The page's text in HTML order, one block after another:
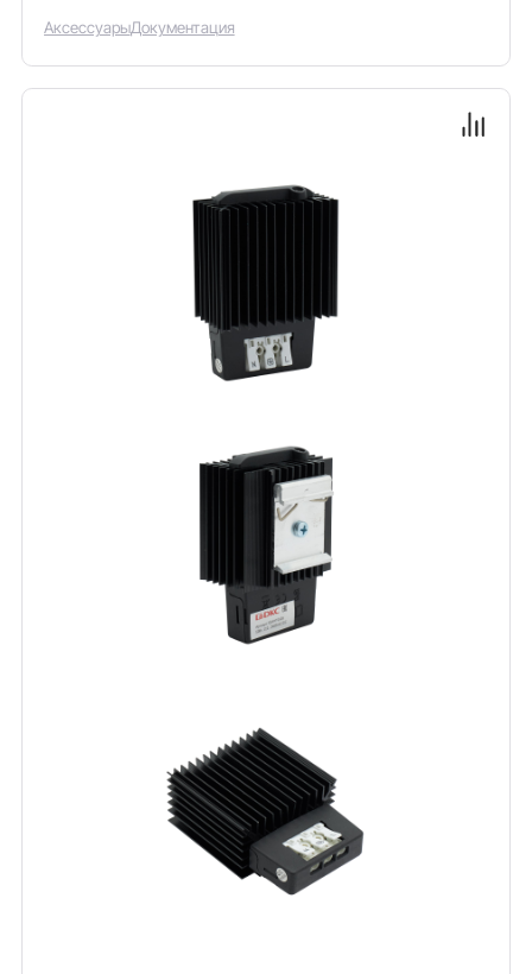
АксессуарыДокументация